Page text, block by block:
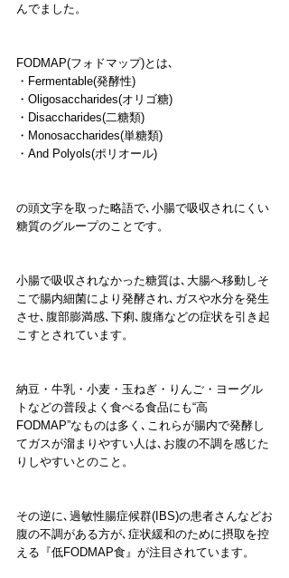
んでました。
FODMAP(フォドマップ)とは､
・Fermentable(発酵性)
・Oligosaccharides(オリゴ糖)
・Disaccharides(二糖類)
・Monosaccharides(単糖類)
・And Polyols(ポリオール)
の頭文字を取った略語で､小腸で吸収されにくい
糖質のグループのことです。
小腸で吸収されなかった糖質は､大腸へ移動しそ
こで腸内細菌により発酵され､ガスや水分を発生
させ､腹部膨満感､下痢､腹痛などの症状を引き起
こすとされています。
納豆・牛乳・小麦・玉ねぎ・りんご・ヨーグル
トなどの普段よく食べる食品にも“高
FODMAP”なものは多く､これらが腸内で発酵し
てガスが溜まりやすい人は､お腹の不調を感じた
りしやすいとのこと。
その逆に､過敏性腸症候群(IBS)の患者さんなどお
腹の不調がある方が､症状緩和のために摂取を控
える『低FODMAP食』が注目されています。